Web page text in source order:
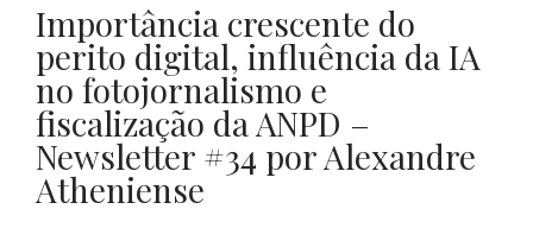
Importância crescente do
perito digital, influência da IA
no fotojornalismo e
fiscalização da ANPD –
Newsletter #34 por Alexandre
Atheniense